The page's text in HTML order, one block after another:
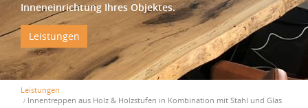
Inneneinrichtung Ihres Objektes.
Leistungen
Leistungen
Innentreppen aus Holz & Holzstufen in Kombination mit Stahl und Glas